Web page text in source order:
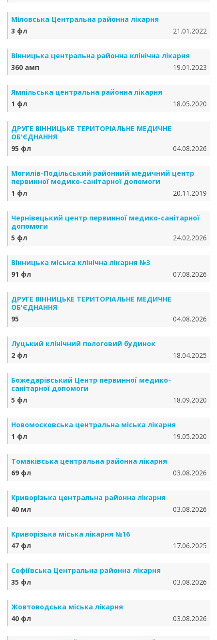
Міловська Центральна районна лікарня
3 фл
21.01.2022
Вінницька центральна районна клінічна лікарня
360 амп
19.01.2023
Ямпільська центральна районна лікарня
1 фл
18.05.2020
ДРУГЕ ВІННИЦЬКЕ ТЕРИТОРІАЛЬНЕ МЕДИЧНЕ
ОБ'ЄДНАННЯ
95 фл
04.08.2026
Могилів-Подільський районний медичний центр
первинної медико-санітарної допомоги
1 фл
20.11.2019
Чернівецький центр первинної медико-санітарної
допомоги
5 фл
24.02.2026
Вінницька міська клінічна лікарня №3
91 фл
07.08.2026
ДРУГЕ ВІННИЦЬКЕ ТЕРИТОРІАЛЬНЕ МЕДИЧНЕ
ОБ'ЄДНАННЯ
95
04.08.2026
Луцький клінічний пологовий будинок
2 фл
18.04.2025
Божедарівський Центр первинної медико-
санітарної допомоги
5 фл
18.09.2020
Новомосковська центральна міська лікарня
1 фл
19.05.2020
Томаківська центральна районна лікарня
69 фл
03.08.2026
Криворізька центральна районна лікарня
40 мл
03.08.2026
Криворізька міська лікарня №16
47 фл
17.06.2025
Софіївська Центральна районна лікарня
35 фл
03.08.2026
Жовтоводська міська лікарня
40 фл
03.08.2026